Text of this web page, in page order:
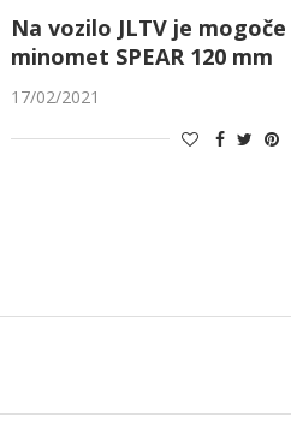
Na vozilo JLTV je
minomet SPEAR 120 mm
17/02/2021